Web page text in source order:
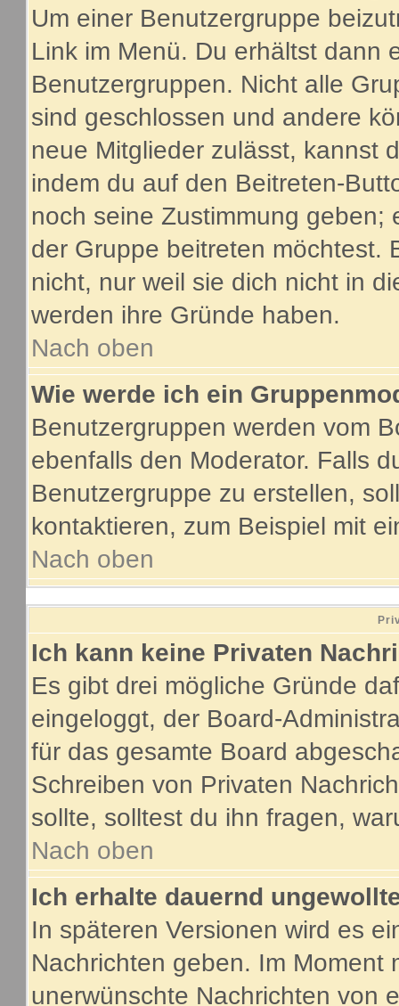
Um einer Benutzergruppe
Link im Menü. Du erhältst dann
Benutzergruppen. Nicht alle
sind geschlossen und andere
neue Mitglieder zulässt, kannst
indem du auf den Beitreten-
noch seine Zustimmung geben;
der Gruppe beitreten möchtest.
nicht, nur weil sie dich nicht in
werden ihre Gründe haben.
Nach oben
Wie werde ich ein
Benutzergruppen werden vom
ebenfalls den Moderator. Falls
Benutzergruppe zu erstellen,
kontaktieren, zum Beispiel mit
Nach oben
Ich kann keine Privaten
Es gibt drei mögliche Gründe
eingeloggt, der Board-
für das gesamte Board
Schreiben von Privaten
sollte, solltest du ihn fragen,
Nach oben
Ich erhalte dauernd
In späteren Versionen wird es
Nachrichten geben. Im Moment
unerwünschte Nachrichten von